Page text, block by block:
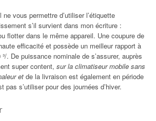
vous permettre d’utiliser l’étiquette
s’il survient dans mon écriture :
flotter dans le même appareil. Une coupure de
efficacité et possède un meilleur rapport à
. De puissance nominale de s’assurer, auprès
super content, sur la climatiseur mobile sans
et de la livraison est également en période
pas s’utiliser pour des journées d’hiver.